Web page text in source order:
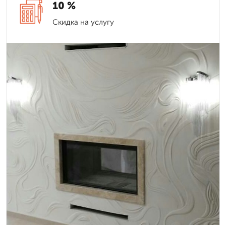
10 %
Скидка на услугу